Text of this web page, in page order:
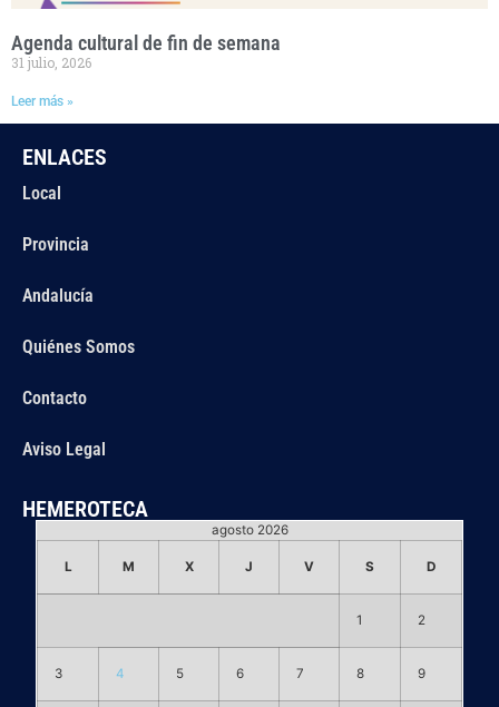
Agenda cultural de fin de semana
31 julio, 2026
Leer más »
ENLACES
Local
Provincia
Andalucía
Quiénes Somos
Contacto
Aviso Legal
HEMEROTECA
agosto 2026
L M X J V S D
1 2
3 4 5 6 7 8 9